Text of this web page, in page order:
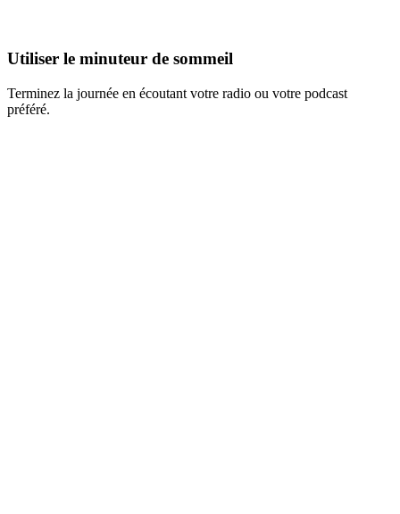
Utiliser le minuteur de sommeil
Terminez la journée en écoutant votre radio ou votre podcast
préféré.